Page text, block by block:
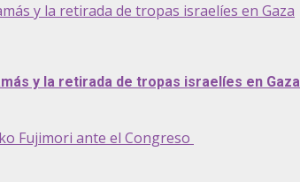
y la retirada de tropas israelíes en Gaza
y la retirada de tropas israelíes en Gaza
Fujimori ante el Congreso